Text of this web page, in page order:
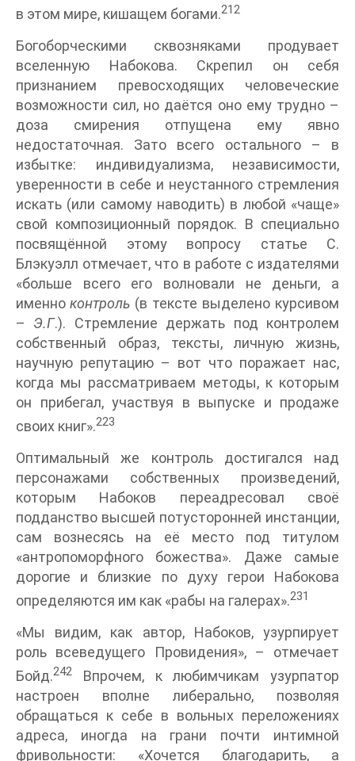
в этом мире, кишащем богами.212
Богоборческими сквозняками продувает
вселенную Набокова. Скрепил он себя
признанием превосходящих человеческие
возможности сил, но даётся оно ему трудно –
доза смирения отпущена ему явно
недостаточная. Зато всего остального – в
избытке: индивидуализма, независимости,
уверенности в себе и неустанного стремления
искать (или самому наводить) в любой «чаще»
свой композиционный порядок. В специально
посвящённой этому вопросу статье С.
Блэкуэлл отмечает, что в работе с издателями
«больше всего его волновали не деньги, а
именно контроль (в тексте выделено курсивом
– Э.Г.). Стремление держать под контролем
собственный образ, тексты, личную жизнь,
научную репутацию – вот что поражает нас,
когда мы рассматриваем методы, к которым
он прибегал, участвуя в выпуске и продаже
своих книг».223
Оптимальный же контроль достигался над
персонажами собственных произведений,
которым Набоков переадресовал своё
подданство высшей потусторонней инстанции,
сам вознесясь на её место под титулом
«антропоморфного божества». Даже самые
дорогие и близкие по духу герои Набокова
определяются им как «рабы на галерах».231
«Мы видим, как автор, Набоков, узурпирует
роль всеведущего Провидения», – отмечает
Бойд.242 Впрочем, к любимчикам узурпатор
настроен вполне либерально, позволяя
обращаться к себе в вольных переложениях
адреса, иногда на грани почти интимной
фривольности: «Хочется благодарить, а